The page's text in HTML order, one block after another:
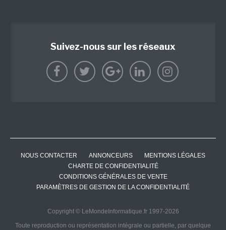
Suivez-nous sur les réseaux
NOUS CONTACTER ANNONCEURS
MENTIONS LÉGALES
CHARTE DE CONFIDENTIALITÉ
CONDITIONS GÉNÉRALES DE VENTE
PARAMÈTRES DE GESTION DE LA CONFIDENTIALITÉ
Copyright © LeMondeInformatique.fr 1997-2026
Toute reproduction ou représentation intégrale ou partielle, par quelque